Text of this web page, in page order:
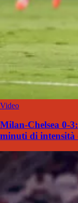
Video
Milan-Chelsea 0-
minuti di intensità